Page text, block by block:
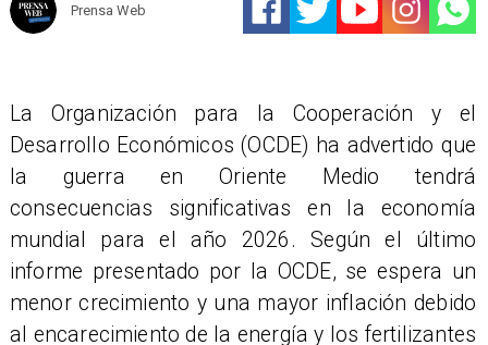
Prensa Web
La Organización para la Cooperación y el
Desarrollo Económicos (OCDE) ha advertido que
la guerra en Oriente Medio tendrá
consecuencias significativas en la economía
mundial para el año 2026. Según el último
informe presentado por la OCDE, se espera un
menor crecimiento y una mayor inflación debido
al encarecimiento de la energía y los fertilizantes